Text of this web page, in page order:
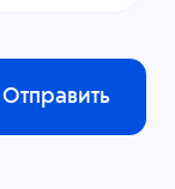
Отправить